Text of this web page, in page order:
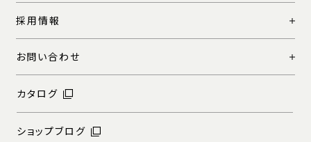
採用情報
お問い合わせ
カタログ
ショップブログ